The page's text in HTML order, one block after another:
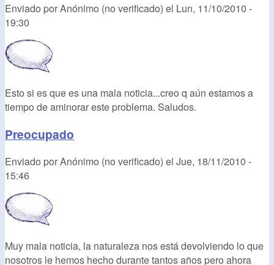
Enviado porAnónimo (no verificado) el Lun, 11/10/2010 -
19:30
Esto si es que es una mala noticia...creo q aún estamos a
tiempo de aminorar este problema. Saludos.
Preocupado
Enviado porAnónimo (no verificado) el Jue, 18/11/2010 -
15:46
Muy mala noticia, la naturaleza nos está devolviendo lo que
nosotros le hemos hecho durante tantos años pero ahora